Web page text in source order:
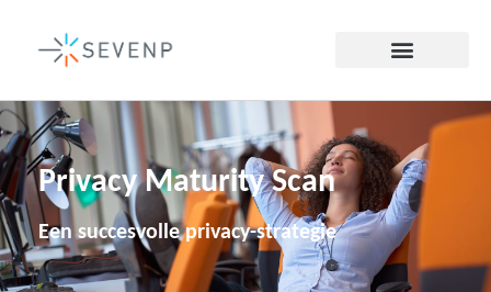
Privacy Maturity Scan
Een succesvolle privacy-strategie